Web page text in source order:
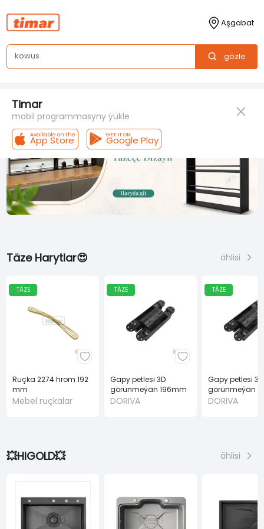
k gözle
Aşgabat
Timar
mobil programmasyny ýükle
Available on the
App Store GET IT ON
Google Play
Täze Harytlar😍 ählisi
TÄZE
Ruçka 2274 hrom 192
mm
Mebel ruçkalar
TÄZE
Gapy petlesi 3D
görünmeýän 196mm
gara
DORIVA
TÄZE
Gapy petlesi 3D
görünmeýän
40 KG gara
DORIVA
💥HIGOLD💥 ählisi